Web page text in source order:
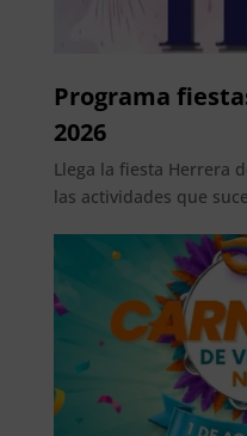
Programa
2026
Llega la fiesta Herrera
las actividades que